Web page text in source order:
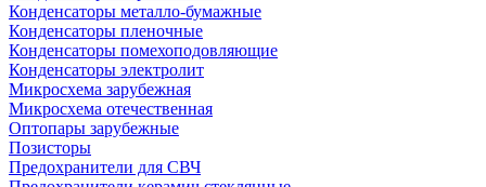
Конденсаторы металло-бумажные
Конденсаторы пленочные
Конденсаторы помехоподовляющие
Конденсаторы электролит
Микросхема зарубежная
Микросхема отечественная
Оптопары зарубежные
Позисторы
Предохранители для СВЧ